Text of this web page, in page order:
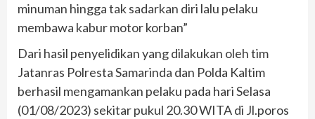
minuman hingga tak sadarkan diri lalu pelaku
membawa kabur motor korban”
Dari hasil penyelidikan yang dilakukan oleh tim
Jatanras Polresta Samarinda dan Polda Kaltim
berhasil mengamankan pelaku pada hari Selasa
(01/08/2023) sekitar pukul 20.30 WITA di Jl.poros